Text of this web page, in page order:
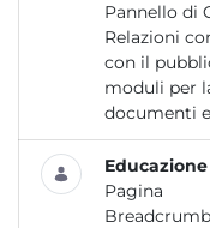
Pannello di
Relazioni
con il
moduli per
documenti
Pagina